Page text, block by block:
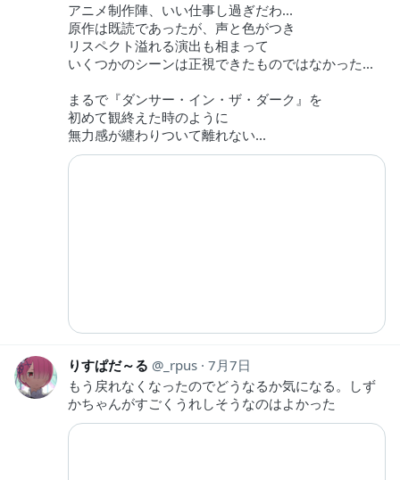
アニメ制作陣、いい仕事し過ぎだわ...
原作は既読であったが、声と色がつき
リスペクト溢れる演出も相まって
いくつかのシーンは正視できたものではなかった...
まるで『ダンサー・イン・ザ・ダーク』を
初めて観終えた時のように
無力感が纏わりついて離れない...
りすぱだ～る _rpus 7月7日
もう戻れなくなったのでどうなるか気になる。しず
かちゃんがすごくうれしそうなのはよかった